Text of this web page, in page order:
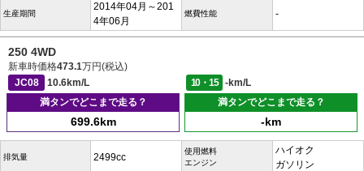
生産期間
2014年04月～201
4年06月
燃費性能 -
250 4WD
新車時価格473.1万円(税込)
JC08
10.6km/L 10・15
-km/L
満タンでどこまで走る？
699.6km
満タンでどこまで走る？
-km
排気量 2499cc
使用燃料
エンジン
ハイオク
ガソリン